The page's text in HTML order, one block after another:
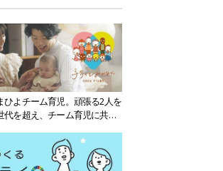
よチーム育児。頑張る2人を
を超え、チーム育児に共感